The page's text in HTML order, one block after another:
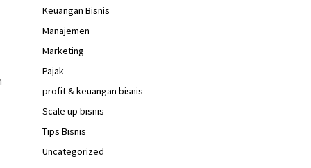
Keuangan Bisnis
Manajemen
Marketing
Pajak
profit & keuangan bisnis
Scale up bisnis
Tips Bisnis
Uncategorized